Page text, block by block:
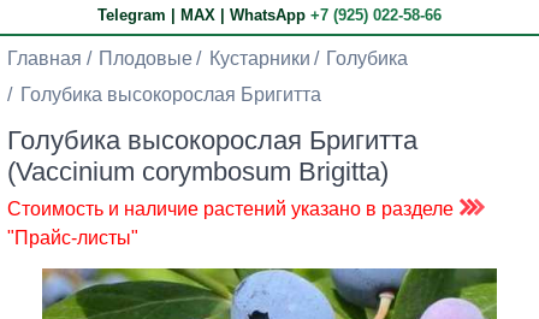
Telegram | MAX | WhatsApp +7 (925) 022-58-66
Главная Плодовые Кустарники
Голубика
Голубика высокорослая Бригитта
Голубика высокорослая Бригитта
(Vaccinium corymbosum Brigitta)
Стоимость и наличие растений указано в разделе
"Прайс-листы"